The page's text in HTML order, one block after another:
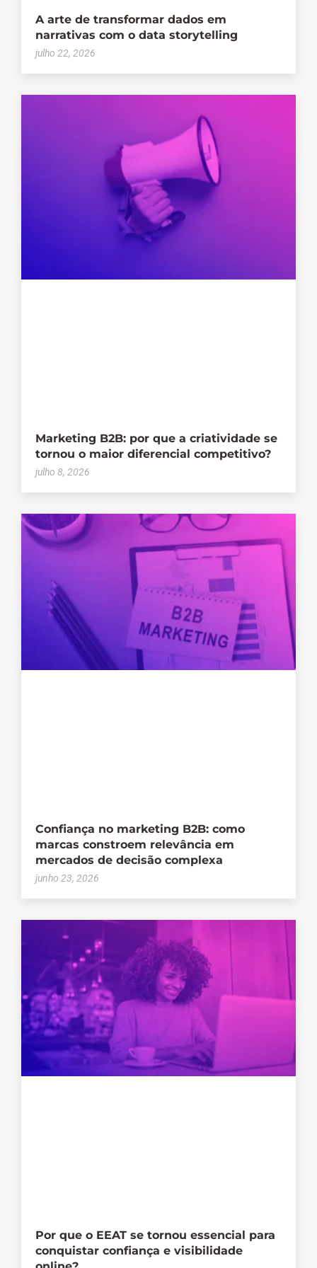
A arte de transformar dados em
narrativas com o data storytelling
julho 22, 2026
Marketing B2B: por que a criatividade se
tornou o maior diferencial competitivo?
julho 8, 2026
Confiança no marketing B2B: como
marcas constroem relevância em
mercados de decisão complexa
junho 23, 2026
Por que o EEAT se tornou essencial para
conquistar confiança e visibilidade